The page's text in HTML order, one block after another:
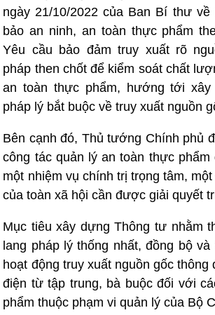
ngày 21/10/2022 của Ban Bí thư
bảo an ninh, an toàn thực phẩm
Yêu cầu bảo đảm truy xuất rõ
pháp then chốt để kiểm soát chất
an toàn thực phẩm, hướng tới xây
pháp lý bắt buộc về truy xuất nguồn
Bên cạnh đó, Thủ tướng Chính phủ
công tác quản lý an toàn thực
một nhiệm vụ chính trị trọng tâm, một
của toàn xã hội cần được giải quyết
Mục tiêu xây dựng Thông tư nhằm
lang pháp lý thống nhất, đồng bộ
hoạt động truy xuất nguồn gốc thông
điện từ tập trung, bà buộc đối với
phẩm thuộc phạm vi quản lý của Bộ